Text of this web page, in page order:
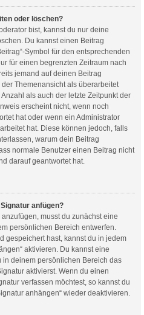
oder löschen?
bist, kannst du nur deine
Du kannst einen Beitrag
Symbol für den entsprechenden
für einen begrenzten Zeitraum nach
jemand auf deinen Beitrag
Themenansicht als überarbeitet
als auch der letzte Zeitpunkt der
erscheint nicht, wenn noch
hat oder wenn ein Administrator
hat. Diese können jedoch, falls
warum dein Beitrag
normale Benutzer einen Beitrag nicht
darauf geantwortet hat.
anfügen?
musst du zunächst eine
persönlichen Bereich entwerfen.
gespeichert hast, kannst du in jedem
aktivieren. Du kannst eine
deinem persönlichen Bereich das
aktivierst. Wenn du einen
verfassen möchtest, so kannst du
anhängen“ wieder deaktivieren.